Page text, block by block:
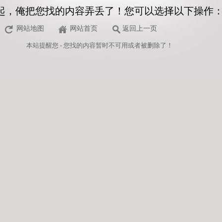
，俺把您找的内容弄丢了！您可以选择以下操作
网站地图 网站首页 返回上一页
本站提醒您 - 您找的内容暂时不可用或者被删除了！